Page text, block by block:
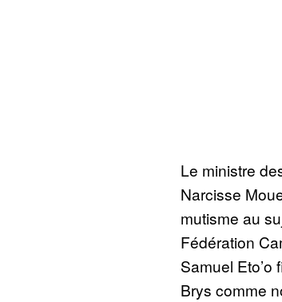
Le ministre
Narcisse
mutisme au
Fédération
Samuel Eto’o
Brys comme